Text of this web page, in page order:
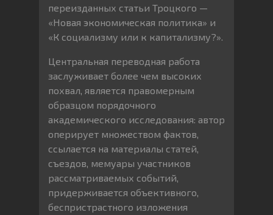
переизданных статьи Троцкого —
«Новая экономическая политика» и
«К социализму или к капитализму?».
Центральная переводная работа
заслуживает более чем высоких
похвал, является правомерным
образцом порядочного
академического исследования: автор
оперирует множеством фактов,
ссылается на материалы статей,
съездов, мемуары участников
рассматриваемых событий,
придерживается объективного,
беспристрастного изложения